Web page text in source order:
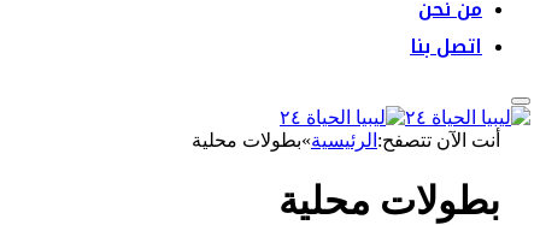
من نحن
اتصل بنا
أنت الآن تتصفح:الرئيسية»بطولات محلية
بطولات محلية